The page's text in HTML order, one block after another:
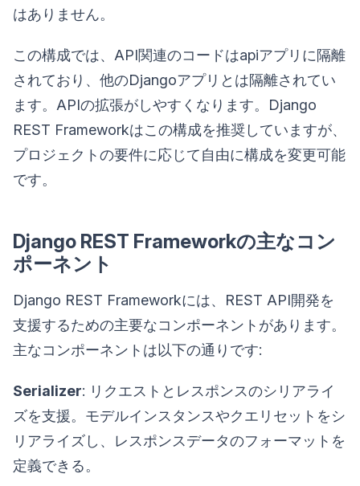
はありません。
この構成では、API関連のコードはapiアプリに隔離
されており、他のDjangoアプリとは隔離されてい
ます。APIの拡張がしやすくなります。Django
REST Frameworkはこの構成を推奨していますが、
プロジェクトの要件に応じて自由に構成を変更可能
です。
Django REST Frameworkの主なコン
ポーネント
Django REST Frameworkには、REST API開発を
支援するための主要なコンポーネントがあります。
主なコンポーネントは以下の通りです:
Serializer: リクエストとレスポンスのシリアライ
ズを支援。モデルインスタンスやクエリセットをシ
リアライズし、レスポンスデータのフォーマットを
定義できる。